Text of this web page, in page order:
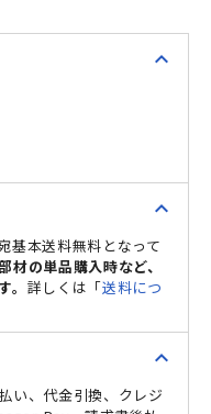
expand_less
expand_less
基本送料無料となって
材の単品購入時など、
詳しくは「送料につ
expand_less
い、代金引換、クレジ